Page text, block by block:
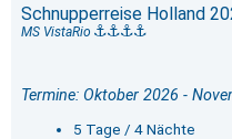
Schnupperreise Holland
MS VistaRio
Termine: Oktober 2026 -
5 Tage / 4 Nächte